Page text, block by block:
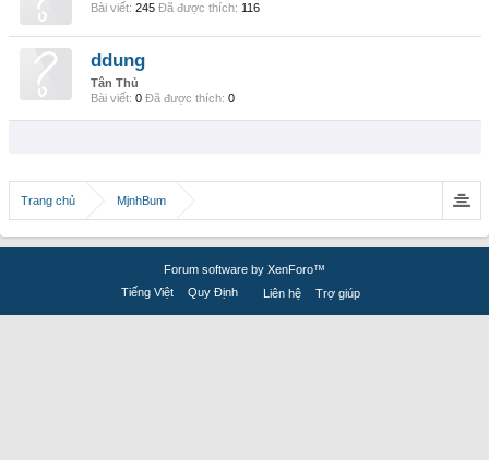
Bài viết: 245 Đã được thích: 116
ddung
Tân Thủ
Bài viết: 0 Đã được thích: 0
Trang chủ MjnhBum
Forum software by XenForo™
Tiếng Việt
Quy Định Liên hệ Trợ giúp